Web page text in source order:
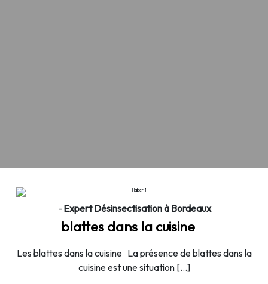
- Expert Désinsectisation à Bordeaux
blattes dans la cuisine
Les blattes dans la cuisine La présence de blattes dans la
cuisine est une situation […]